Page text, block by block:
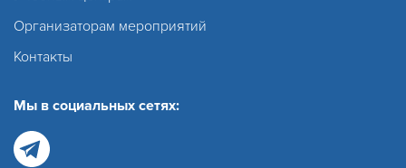
Организаторам мероприятий
Контакты
Мы в социальных сетях: